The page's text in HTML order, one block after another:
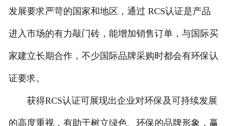
发展要求严苛的国家和地区，通过 RCS认证是产品
进入市场的有力敲门砖，能增加销售订单，与国际买
家建立长期合作，不少国际品牌采购时都会有环保认
证要求。
获得RCS认证可展现出企业对环保及可持续发展
的高度重视，有助于树立绿色、环保的品牌形象，赢